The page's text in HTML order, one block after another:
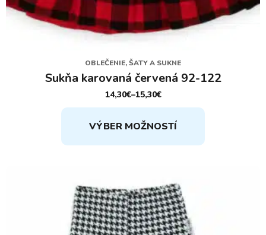
OBLEČENIE, ŠATY A SUKNE
Sukňa karovaná červená 92-122
14,30€–15,30€
PRICE
RANGE:
14,30€
THROUGH
VÝBER MOŽNOSTÍ
Tento
produkt
má
Možnosti
môžete
vybrať